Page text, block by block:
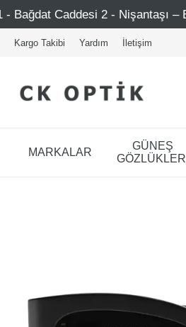
- Nişantaşı – Etiler – Ataşehir
Kargo Takibi Yardım İletişim
MARKALAR
GÜNEŞ
GÖZLÜKLERİ